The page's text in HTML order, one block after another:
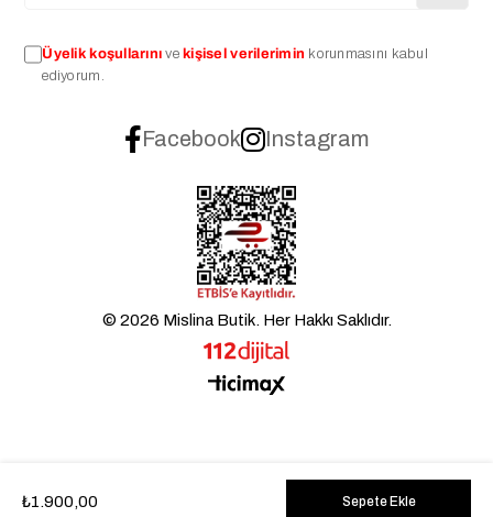
Üyelik koşullarını vekişisel verilerimin korunmasını kabul
ediyorum.
Facebook Instagram
© 2026 Mislina Butik. Her Hakkı Saklıdır.
₺1.900,00